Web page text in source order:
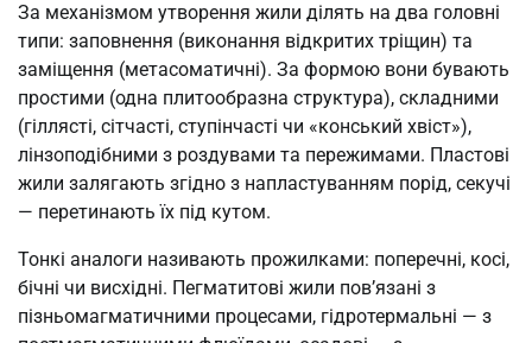
За механізмом утворення жили ділять на два головні
типи: заповнення (виконання відкритих тріщин) та
заміщення (метасоматичні). За формою вони бувають
простими (одна плитообразна структура), складними
(гіллясті, сітчасті, ступінчасті чи «конський хвіст»),
лінзоподібними з роздувами та пережимами. Пластові
жили залягають згідно з напластуванням порід, секучі
— перетинають їх під кутом.
Тонкі аналоги називають прожилками: поперечні, косі,
бічні чи висхідні. Пегматитові жили пов’язані з
пізньомагматичними процесами, гідротермальні — з